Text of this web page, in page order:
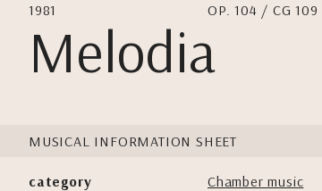
1981 OP. 104 / CG 109
Melodia
MUSICAL INFORMATION SHEET
category Chamber music